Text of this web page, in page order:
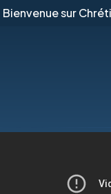
Bienvenue sur